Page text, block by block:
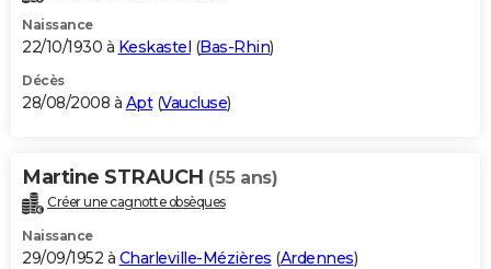
Naissance
22/10/1930 à Keskastel (Bas-Rhin)
Décès
28/08/2008 à Apt(Vaucluse)
Martine STRAUCH (55 ans)
Créer une cagnotte obsèques
Naissance
29/09/1952 à Charleville-Mézières (Ardennes)